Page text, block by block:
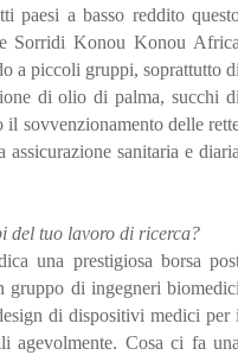
paesi a basso reddito
Sorridi Konou Konou Africa
a piccoli gruppi, soprattutto di
di olio di palma, succhi di
il sovvenzionamento delle
sanitaria e diaria
del tuo lavoro di ricerca?
una prestigiosa borsa
gruppo di ingegneri biomedici
di dispositivi medici per i
agevolmente. Cosa ci fa una